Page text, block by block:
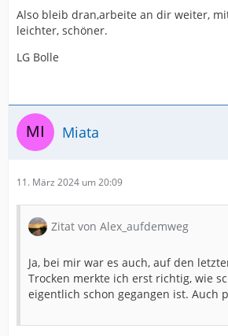
Also bleib dran,arbeite an dir weiter,
leichter, schöner.
LG Bolle
Miata
11. März 2024 um 20:09
Zitat von Alex_aufdemweg
Ja, bei mir war es auch, auf den
Trocken merkte ich erst richtig, wie
eigentlich schon gegangen ist. Auch